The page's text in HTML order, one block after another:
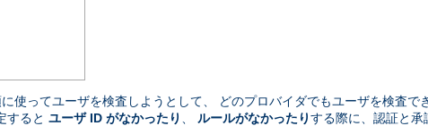
使ってユーザを検査しようとして、 どのプロバイダでもユーザを検査で
すると ユーザ ID がなかったり ルールがなかったりする際に、認証と承